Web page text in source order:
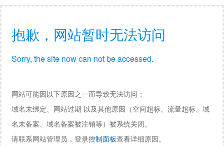
抱歉，网站暂时无法访问
Sorry, the site now can not be accessed.
网站可能因以下原因之一而导致无法访问：
域名未绑定、网站过期 以及其他原因（空间超标、流量超标、域
名未备案、域名备案被注销等）被系统关闭。
请联系网站管理员，登录控制面板查看详细原因。